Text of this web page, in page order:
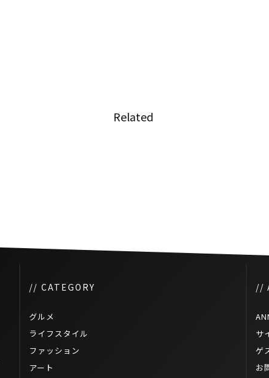
Related
// CATEGORY
グルメ
ライフスタイル
ファッション
アート
//
サ
ゲ
お